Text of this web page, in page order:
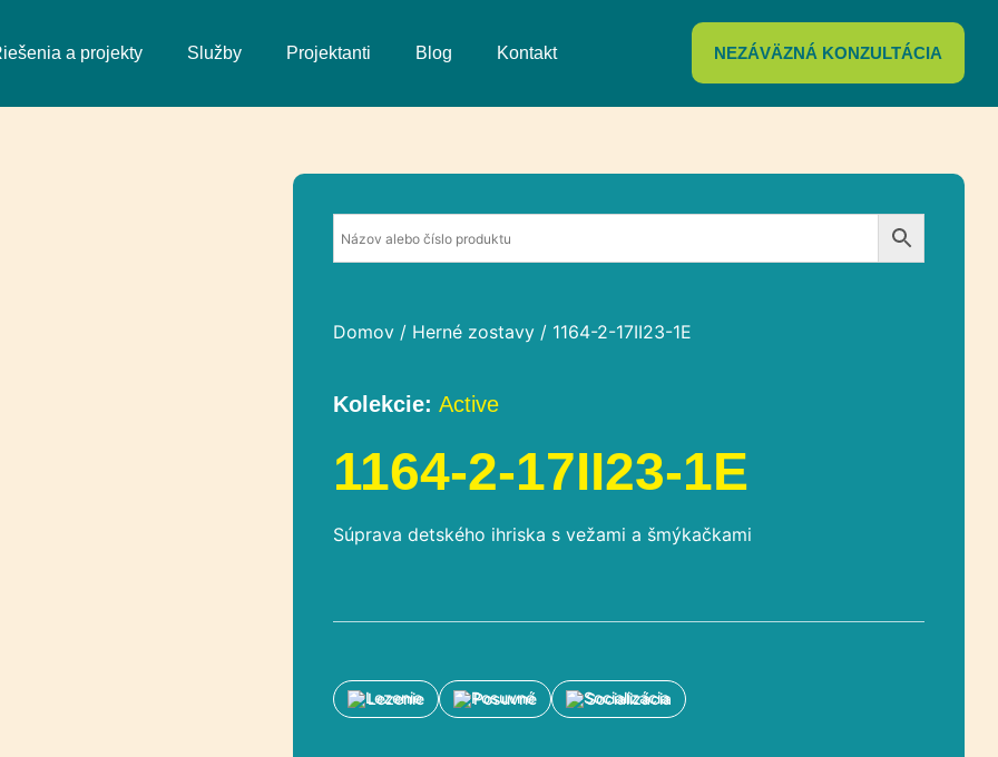
a projekty Služby Projektanti Blog Kontakt NEZÁVÄZNÁ KONZULTÁCIA
Domov/ Herné zostavy/ 1164-2-17II23-1E
Kolekcie: Active
1164-2-17II23-1E
Súprava detského ihriska s vežami a šmýkačkami
Lezenie Posuvné Socializácia